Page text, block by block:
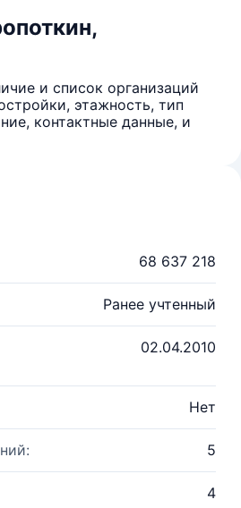
и список организаций
этажность, тип
контактные данные, и
68 637 218
Ранее учтенный
02.04.2010
Нет
5
4